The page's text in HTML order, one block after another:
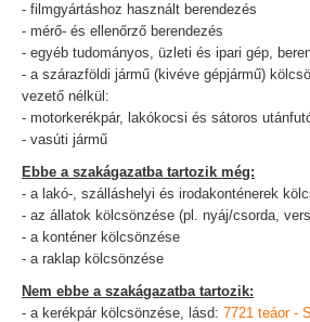
- filmgyártáshoz használt berendezés
- mérő- és ellenőrző berendezés
- egyéb tudományos, üzleti és ipari gép,
- a szárazföldi jármű (kivéve gépjármű)
vezető nélkül:
- motorkerékpár, lakókocsi és sátoros
- vasúti jármű
Ebbe a szakágazatba tartozik még:
- a lakó-, szálláshelyi és irodakonténerek
- az állatok kölcsönzése (pl. nyáj/csorda,
- a konténer kölcsönzése
- a raklap kölcsönzése
Nem ebbe a szakágazatba tartozik:
- a kerékpár kölcsönzése, lásd: 7721 teáor -